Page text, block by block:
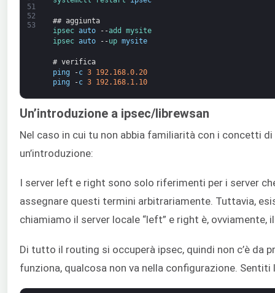
51
52
53
## aggiunta
ipsec auto --add mysite
ipsec auto --up mysite
# verifica
ping
-c 3
192.168.0.20
ping
-c 3 192.168.1.10
Un’introduzione a ipsec/librewsan
Nel caso in cui tu non abbia familiarità con i concetti
un’introduzione:
I server left e right sono solo riferimenti per i server
assegnare questi termini arbitrariamente. Tuttavia,
chiamiamo il server locale “left” e right è, ovviamente,
Di tutto il routing si occuperà ipsec, quindi non c’è da
funziona, qualcosa non va nella configurazione. Sentiti